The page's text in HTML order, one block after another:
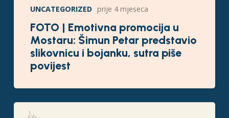
UNCATEGORIZED prije 4 mjeseca
FOTO | Emotivna promocija u
Mostaru: Šimun Petar predstavio
slikovnicu i bojanku, sutra piše
povijest